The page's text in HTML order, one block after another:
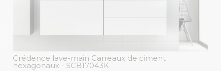
Crédence lave-main Carreaux de ciment
hexagonaux - SCB17043K